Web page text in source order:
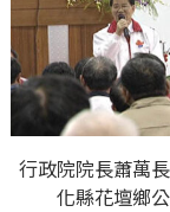
行政院院長蕭萬
化縣花壇鄉